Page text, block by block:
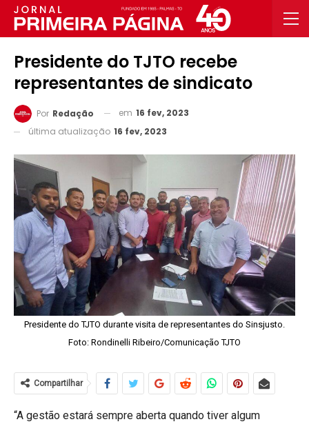
Presidente do TJTO recebe
representantes de sindicato
Por Redação em 16 fev, 2023
última atualização 16 fev, 2023
Presidente do TJTO durante visita de representantes do Sinsjusto.
Foto: Rondinelli Ribeiro/Comunicação TJTO
Compartilhar
“A gestão estará sempre aberta quando tiver algum